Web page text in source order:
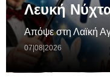
Λευκή
Απόψε στη Λαϊκή
07|08|2026